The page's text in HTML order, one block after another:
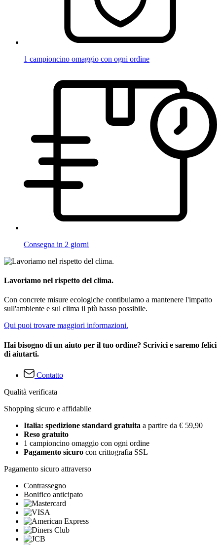
1 campioncino omaggio con ogni ordine
Consegna in 2 giorni
Lavoriamo nel rispetto del clima.
Con concrete misure ecologiche contibuiamo a mantenere l'impatto
sull'ambiente e sul clima il più basso possibile.
Qui puoi trovare maggiori informazioni.
Hai bisogno di un aiuto per il tuo ordine? Scrivici e saremo felici
di aiutarti.
Contatto
Qualità verificata
Shopping sicuro e affidabile
Italia: spedizione standard gratuita a partire da € 59,90
Reso gratuito
1 campioncino omaggio con ogni ordine
Pagamento sicuro con crittografia SSL
Pagamento sicuro attraverso
Contrassegno
Bonifico anticipato